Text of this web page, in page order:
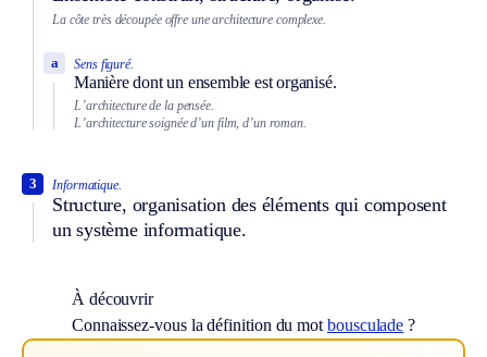
La côte très découpée offre une architecture complexe.
Sens figuré.
Manière dont un ensemble est organisé.
a
L’architecture de la pensée.
L’architecture soignée d’un film, d’un roman.
Informatique.
Structure, organisation des éléments qui composent
un système informatique.
3
À découvrir
Connaissez-vous la définition du mot bousculade ?